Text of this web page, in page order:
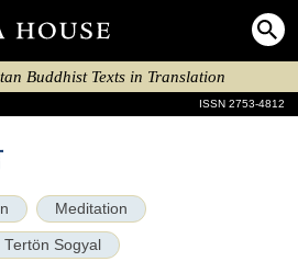
Buddhist Texts in Translation
ISSN 2753-4812
Meditation
Tertön Sogyal